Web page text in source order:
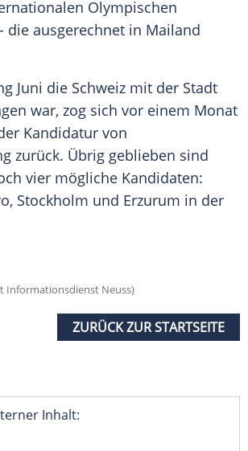
Olympischen
die ausgerechnet in Mailand
Juni die Schweiz mit der Stadt
war, zog sich vor einem Monat
Kandidatur von
zurück. Übrig geblieben sind
vier mögliche Kandidaten:
Stockholm und Erzurum in der
Informationsdienst Neuss)
ZURÜCK ZUR STARTSEITE
Inhalt: